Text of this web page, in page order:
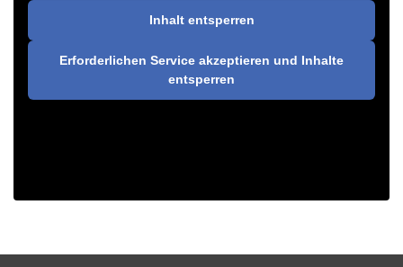
Inhalt entsperren
Erforderlichen Service akzeptieren und Inhalte
entsperren